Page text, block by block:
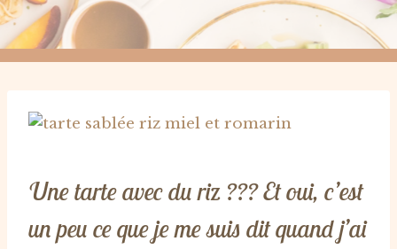
Une tarte avec du riz ??? Et oui, c’est
un peu ce que je me suis dit quand j’ai